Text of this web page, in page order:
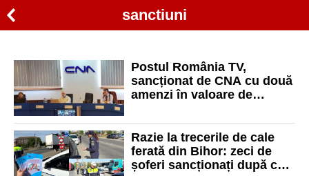
sanctiuni
Postul România TV,
sancționat de CNA cu două
amenzi în valoare de
Razie la trecerile de cale
ferată din Bihor: zeci de
șoferi sancționați după ce